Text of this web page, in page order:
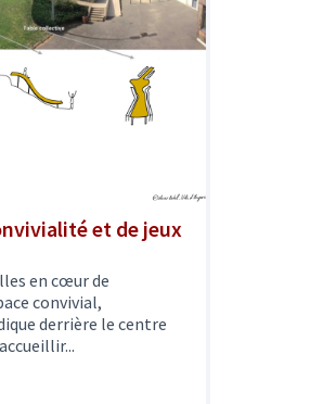
et de jeux
en cœur de
convivial,
derrière le centre